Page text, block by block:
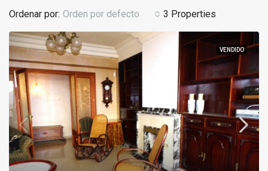
3 Properties
Ordenar por: Orden por defecto
VENDIDO